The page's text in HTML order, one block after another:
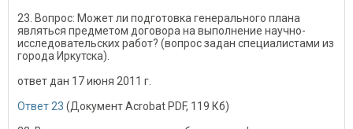
23. Вопрос: Может ли подготовка генерального плана
являться предметом договора на выполнение научно-
исследовательских работ? (вопрос задан специалистами из
города Иркутска).
ответ дан 17 июня 2011 г.
Ответ 23 (Документ Acrobat PDF, 119 Кб)